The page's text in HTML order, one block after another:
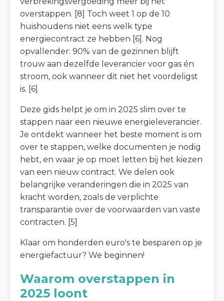
overstappen. [8] Toch weet 1 op de 10
huishoudens niet eens welk type
energiecontract ze hebben [6]. Nog
opvallender: 90% van de gezinnen blijft
trouw aan dezelfde leverancier voor gas én
stroom, ook wanneer dit niet het voordeligst
is. [6]
Deze gids helpt je om in 2025 slim over te
stappen naar een nieuwe energieleverancier.
Je ontdekt wanneer het beste moment is om
over te stappen, welke documenten je nodig
hebt, en waar je op moet letten bij het kiezen
van een nieuw contract. We delen ook
belangrijke veranderingen die in 2025 van
kracht worden, zoals de verplichte
transparantie over de voorwaarden van vaste
contracten. [5]
Klaar om honderden euro's te besparen op je
energiefactuur? We beginnen!
Waarom overstappen in
2025 loont